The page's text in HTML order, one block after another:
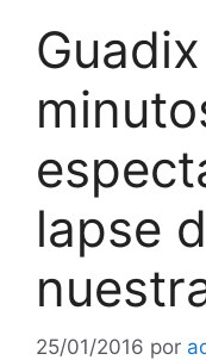
lapse
25/01/2016 por